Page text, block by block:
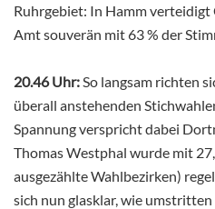
Ruhrgebiet: In Hamm verteidigt
Amt souverän mit 63 % der
20.46 Uhr: So langsam richten
überall anstehenden
Spannung verspricht dabei
Thomas Westphal wurde mit
ausgezählte Wahlbezirken)
sich nun glasklar, wie